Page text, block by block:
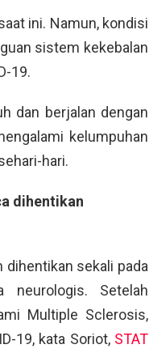
ini. Namun, kondisi
sistem kekebalan
19.
dan berjalan dengan
kelumpuhan
hari.
dihentikan
sekali pada
Setelah
Multiple Sclerosis,
19, kata Soriot, STAT